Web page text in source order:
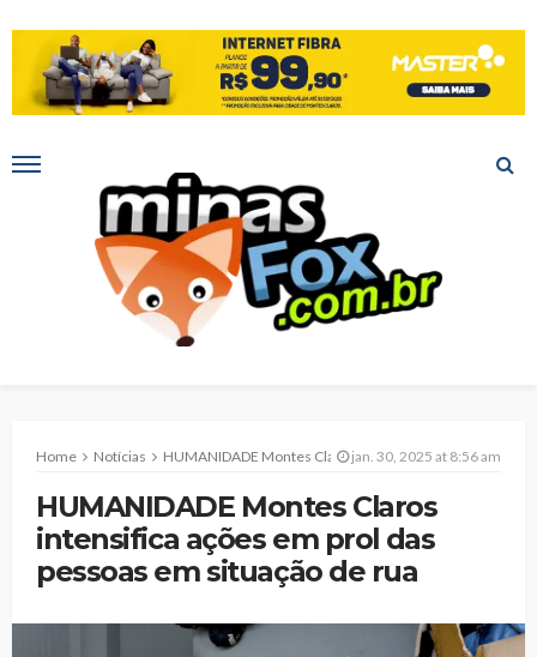
Home Notícias HUMANIDADE Montes Claros intensifica ações em prol das pessoas em situação de rua
jan. 30, 2025 at 8:56 am
HUMANIDADE Montes Claros
intensifica ações em prol das
pessoas em situação de rua